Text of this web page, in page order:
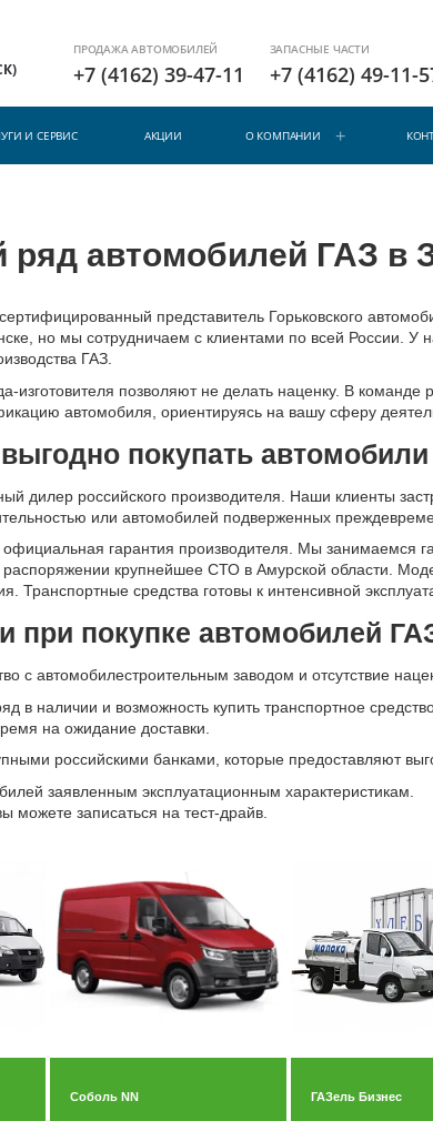
ПРОДАЖА АВТОМОБИЛЕЙ
+7 (4162) 39-47-11
ЗАПАСНЫЕ ЧАСТИ
+7 (4162) 49-11-
И СЕРВИС АКЦИИ О КОМПАНИИ
автомобилей ГАЗ в
представитель Горьковского
но мы сотрудничаем с клиентами по всей России. У
ГАЗ.
изготовителя позволяют не делать наценку. В
автомобиля, ориентируясь на вашу сферу
покупать
дилер российского производителя. Наши клиенты
или автомобилей подверженных
официальная гарантия производителя. Мы занимаемся
крупнейшее СТО в Амурской области.
Транспортные средства готовы к интенсивной
при покупке автомобилей
с автомобилестроительным заводом и отсутствие
в наличии и возможность купить транспортное
на ожидание доставки.
российскими банками, которые предоставляют
заявленным эксплуатационным характеристикам.
можете записаться на тест-драйв.
Соболь NN ГАЗель Бизнес